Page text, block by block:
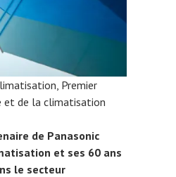
Premier
et de la climatisation
de Panasonic
et ses 60 ans
le secteur